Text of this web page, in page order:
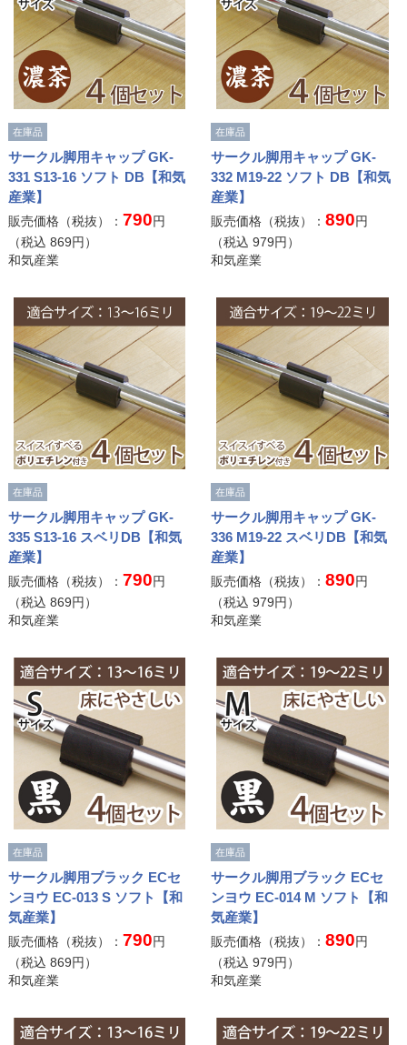
在庫品
サークル脚用キャップ GK-
331 S13-16 ソフト DB【和気
産業】
販売価格（税抜）： 790円
（税込 869円）
和気産業
在庫品
サークル脚用キャップ GK-
332 M19-22 ソフト DB【和気
産業】
販売価格（税抜）：890円
（税込979円）
和気産業
在庫品
サークル脚用キャップ GK-
335 S13-16 スベリDB【和気
産業】
販売価格（税抜）： 790円
（税込 869円）
和気産業
在庫品
サークル脚用キャップ GK-
336 M19-22 スベリDB【和気
産業】
販売価格（税抜）：890円
（税込979円）
和気産業
在庫品
サークル脚用ブラック ECセ
ンヨウ EC-013 S ソフト【和
気産業】
販売価格（税抜）： 790円
（税込 869円）
和気産業
在庫品
サークル脚用ブラック ECセ
ンヨウ EC-014 M ソフト【和
気産業】
販売価格（税抜）：890円
（税込979円）
和気産業